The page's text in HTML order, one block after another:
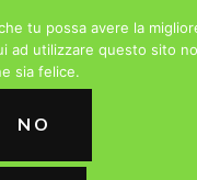
tu possa avere la
ad utilizzare questo sito
sia felice.
NO